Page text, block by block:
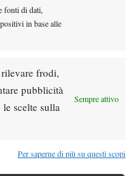
fonti di dati,
in base alle
frodi,
pubblicità
scelte sulla
Sempre attivo
Per saperne di più su questi scopi
top ten al terzo turno,
il torneo
dal 2027
aspettarsi dalla sfida?